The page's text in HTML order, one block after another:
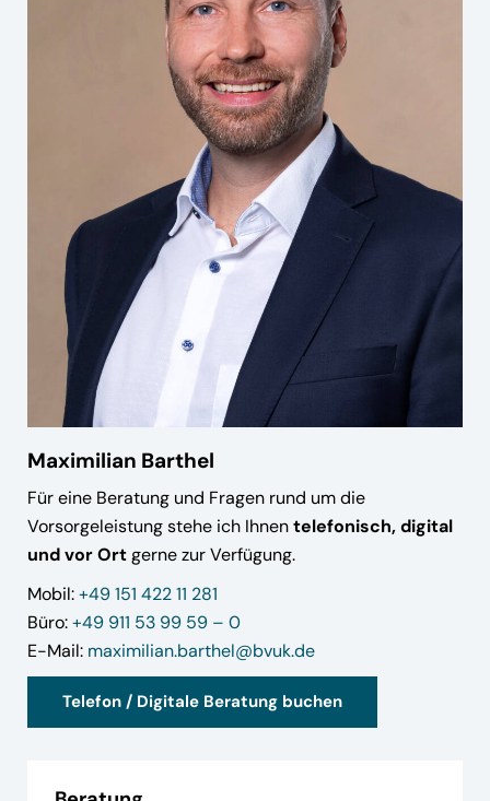
Maximilian Barthel
Für eine Beratung und Fragen rund um die
Vorsorgeleistung stehe ich Ihnentelefonisch, digital
und vor Ortgerne zur Verfügung.
Mobil:+49 151 422 11 281
Büro:+49 911 53 99 59 – 0
E-Mail: maximilian.barthel@bvuk.de
Telefon / Digitale Beratung buchen